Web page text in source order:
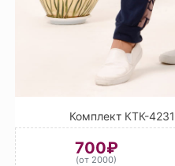
Комплект КТК-
700₽
(от 2000)